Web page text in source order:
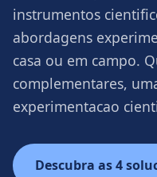
instrumentos
abordagens
casa ou em campo.
complementares,
experimentacao
Descubra as 4